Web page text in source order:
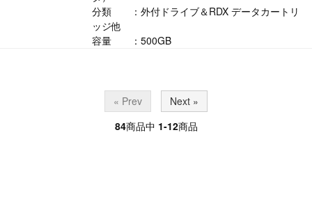
分類 ：外付ドライブ＆RDX データカートリ
ッジ他
容量 ：500GB
« Prev
Next »
84商品中 1-12商品